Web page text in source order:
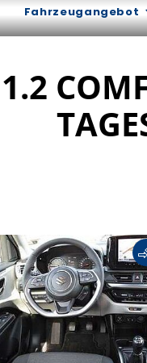
Fahrzeugangebot